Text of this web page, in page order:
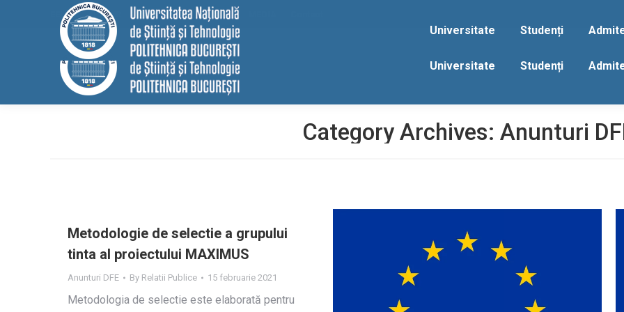
EELISA HRS4R Internațional ALUMNI
Universitate Studenți
Category Archives: Anunturi
Metodologie de selectie a grupului
tinta al proiectului MAXIMUS
Anunturi DFE By Relatii Publice 15 februarie 2021
Metodologia de selectie este elaborată pentru
Universitate Studenți